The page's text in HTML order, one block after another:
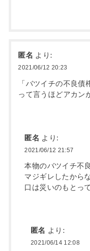
匿名 より:
2021/06/12 20:23
「バツイチの不良債
って言うほどアカン
匿名 より:
2021/06/12 21:57
本物のバツイチ不
マジギレしたからな
口は災いのもとっ
匿名 より:
2021/06/14 12:08